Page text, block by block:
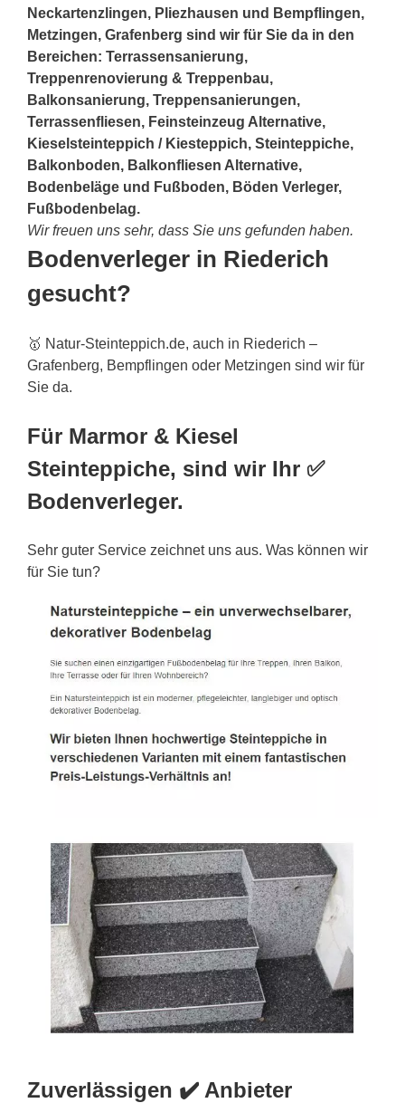
Neckartenzlingen, Pliezhausen und Bempflingen,
Metzingen, Grafenberg sind wir für Sie da in den
Bereichen: Terrassensanierung,
Treppenrenovierung & Treppenbau,
Balkonsanierung, Treppensanierungen,
Terrassenfliesen, Feinsteinzeug Alternative,
Kieselsteinteppich / Kiesteppich, Steinteppiche,
Balkonboden, Balkonfliesen Alternative,
Bodenbeläge und Fußboden, Böden Verleger,
Fußbodenbelag.
Wir freuen uns sehr, dass Sie uns gefunden haben.
Bodenverleger in Riederich
gesucht?
🥇 Natur-Steinteppich.de, auch in Riederich –
Grafenberg, Bempflingen oder Metzingen sind wir für
Sie da.
Für Marmor & Kiesel
Steinteppiche, sind wir Ihr ✅
Bodenverleger.
Sehr guter Service zeichnet uns aus. Was können wir
für Sie tun?
Zuverlässigen ✔️ Anbieter